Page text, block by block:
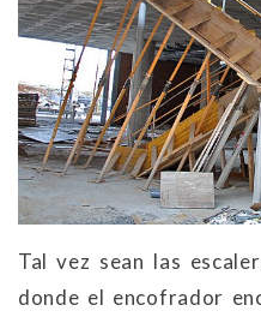
Tal vez sean las
donde el encofrador